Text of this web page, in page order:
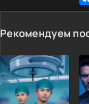
Рекомендуем